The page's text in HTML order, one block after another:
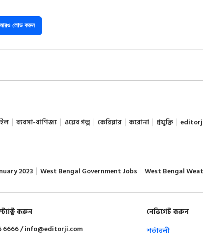
লোড করুন
ব্যবসা-বাণিজ্য ওয়েব গল্প কেরিয়ার করোনা প্রযুক্তি
2023 West Bengal Government Jobs West Bengal
করুন
6666 / info@editorji.com
নেভিগেট করুন
শর্তাবলী